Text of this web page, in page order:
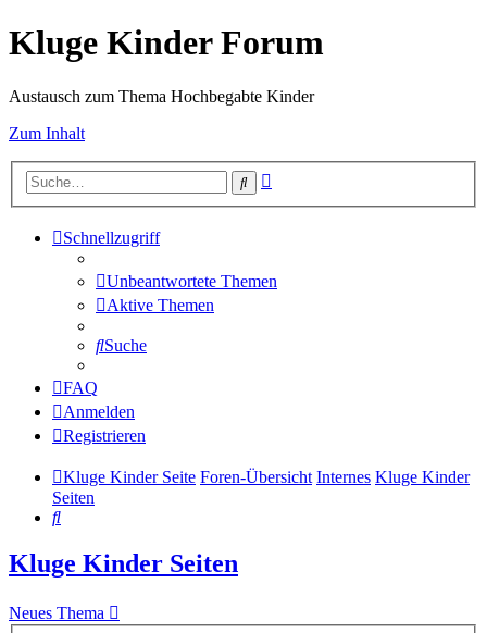
Kluge Kinder Forum
Austausch zum Thema Hochbegabte Kinder
Zum Inhalt
Suche
Schnellzugriff
Unbeantwortete Themen
Aktive Themen
Suche
FAQ
Anmelden
Registrieren
Kluge Kinder Seite Foren-Übersicht Internes Kluge Kinder
Seiten
Suche
Kluge Kinder Seiten
Neues Thema